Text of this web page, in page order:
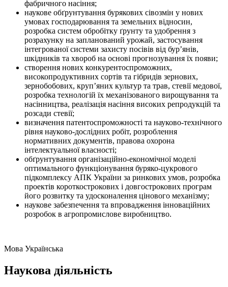
фабричного насіння;
наукове обґрунтування бурякових сівозмін у нових
умовах господарювання та земельних відносин,
розробка систем обробітку ґрунту та удобрення з
розрахунку на запланований урожай, застосування
інтегрованої системи захисту посівів від бур’янів,
шкідників та хвороб на основі прогнозування їх появи;
створення нових конкурентоспроможних,
високопродуктивних сортів та гібридів зернових,
зернобобових, круп’яних культур та трав, стевії медової,
розробка технологій їх механізованого вирощування та
насінництва, реалізація насіння високих репродукцій та
розсади стевії;
визначення патентоспроможності та науково-технічного
рівня науково-дослідних робіт, розроблення
нормативних документів, правова охорона
інтелектуальної власності;
обґрунтування організаційно-економічної моделі
оптимального функціонування буряко-цукрового
підкомплексу АПК України за ринкових умов, розробка
проектів короткострокових і довгострокових програм
його розвитку та удосконалення цінового механізму;
наукове забезпечення та впровадження інноваційних
розробок в агропромислове виробництво.
Мова Українська
Наукова діяльність